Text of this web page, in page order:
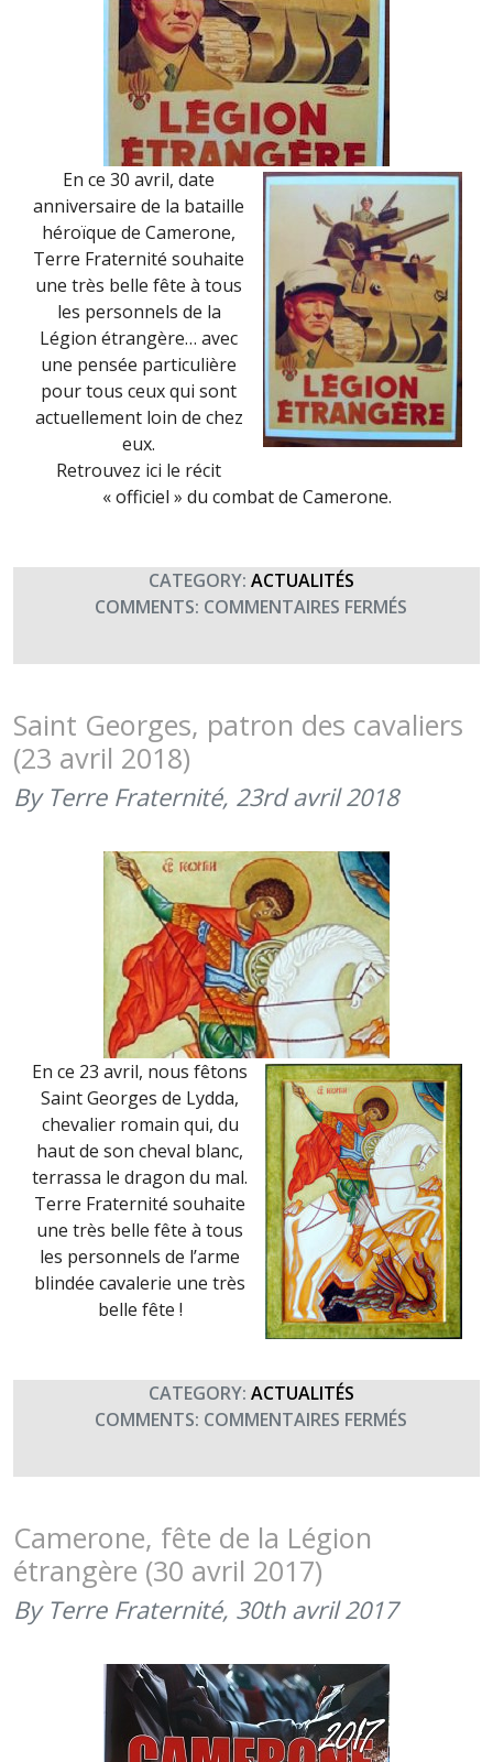
En ce 30 avril, date
anniversaire de la bataille
héroïque de Camerone,
Terre Fraternité souhaite
une très belle fête à tous
les personnels de la
Légion étrangère… avec
une pensée particulière
pour tous ceux qui sont
actuellement loin de chez
eux.
Retrouvez ici le récit
« officiel » du combat de Camerone.
CATEGORY: ACTUALITÉS
COMMENTS: COMMENTAIRES FERMÉS
FÊTE
LA
LÉGION
Saint Georges, patron des cavaliers
(23 avril 2018)
By Terre Fraternité, 23rd avril 2018
En ce 23 avril, nous fêtons
Saint Georges de Lydda,
chevalier romain qui, du
haut de son cheval blanc,
terrassa le dragon du mal.
Terre Fraternité souhaite
une très belle fête à tous
les personnels de l’arme
blindée cavalerie une très
belle fête !
CATEGORY: ACTUALITÉS
COMMENTS: COMMENTAIRES FERMÉS
GEORGES,
Camerone, fête de la Légion
étrangère (30 avril 2017)
By Terre Fraternité, 30th avril 2017